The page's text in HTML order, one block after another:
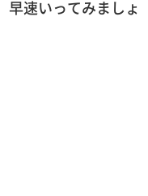
早速いってみましょ